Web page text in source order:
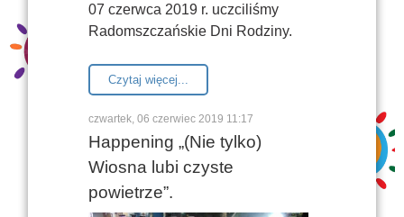
07 czerwca 2019 r. uczciliśmy
Radomszczańskie Dni Rodziny.
Czytaj więcej...
czwartek, 06 czerwiec 2019 11:17
Happening „(Nie tylko)
Wiosna lubi czyste
powietrze”.